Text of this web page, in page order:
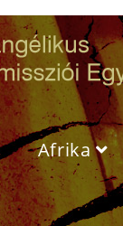
Afrika